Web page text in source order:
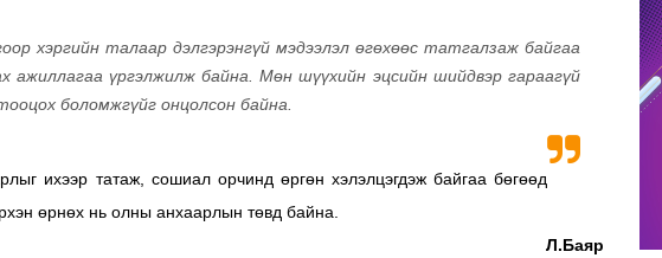
хэргийн талаар дэлгэрэнгүй мэдээлэл өгөхөөс татгалзаж байгаа
ажиллагаа үргэлжилж байна. Мөн шүүхийн эцсийн шийдвэр гараагүй
боломжгүйг онцолсон байна.
ихээр татаж, сошиал орчинд өргөн хэлэлцэгдэж байгаа бөгөөд
өрнөх нь олны анхаарлын төвд байна.
Л.Баяр